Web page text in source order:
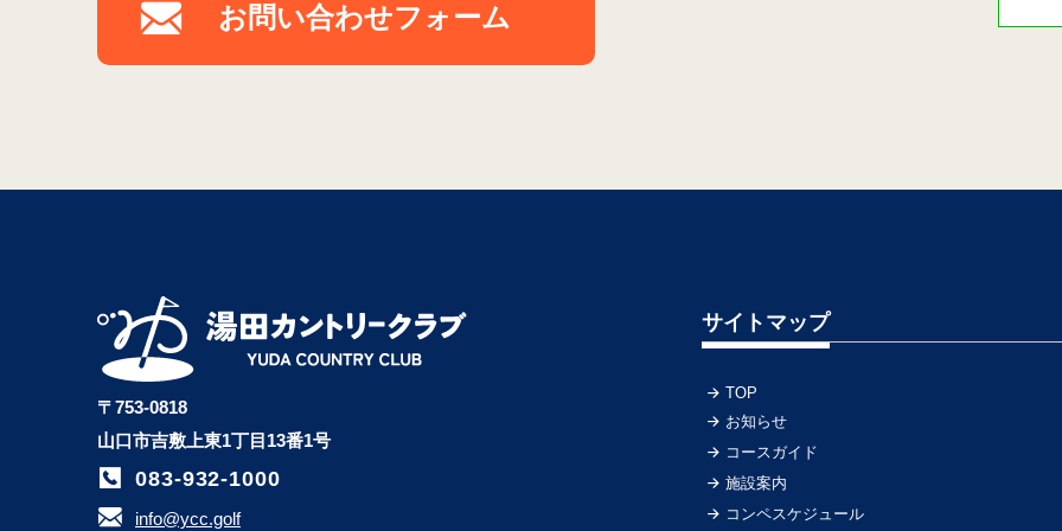
お問い合わせフォーム
〒753-0818
山口市吉敷上東1丁目13番1号
083-932-1000
info@ycc.golf
サイトマップ
TOP
お知らせ
コースガイド
施設案内
コンペスケジュール